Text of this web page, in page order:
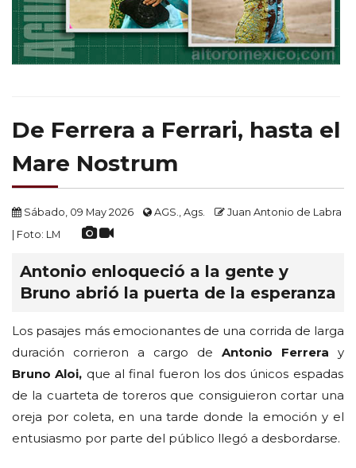
De Ferrera a Ferrari, hasta el
Mare Nostrum
Sábado, 09 May 2026 AGS., Ags.
Juan Antonio de Labra
| Foto: LM
Antonio enloqueció a la gente y
Bruno abrió la puerta de la esperanza
Los pasajes más emocionantes de una corrida de larga
duración corrieron a cargo de Antonio Ferrera y
Bruno Aloi, que al final fueron los dos únicos espadas
de la cuarteta de toreros que consiguieron cortar una
oreja por coleta, en una tarde donde la emoción y el
entusiasmo por parte del público llegó a desbordarse.